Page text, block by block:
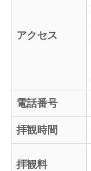
アクセス
電話番号
拝観時間
拝観料